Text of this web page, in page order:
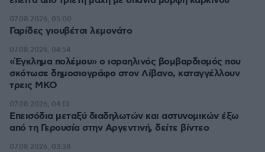
Γαρίδες γιουβέτσι λεμονάτο
07.08.2026, 05:00
«Έγκλημα πολέμου» ο ισραηλινός βομβαρδισμός που
σκότωσε δημοσιογράφο στον Λίβανο, καταγγέλλουν
τρεις ΜΚΟ
07.08.2026, 04:54
Επεισόδια μεταξύ διαδηλωτών και αστυνομικών έξω
από τη Γερουσία στην Αργεντινή, δείτε βίντεο
07.08.2026, 04:13
07.08.2026, 03:38